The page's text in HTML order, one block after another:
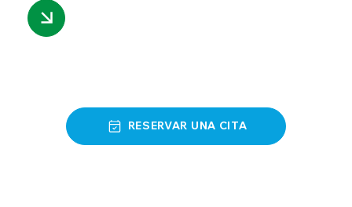
RESERVAR UNA CITA